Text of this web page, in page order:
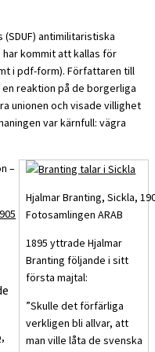
antimilitaristiska
kommit att kallas för
i pdf-form). Författaren till
reaktion på de borgerliga
unionen och visade villighet
var kärnfull: vägra
Hjalmar Branting, Sickla,
Fotosamlingen ARAB
1895 yttrade Hjalmar
Branting följande i sitt
första majtal:
”Skulle det förfärliga
verkligen bli allvar, att
man ville låta de svenska
–